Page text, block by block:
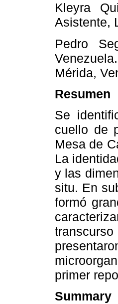
Kleyra
Asistente,
Pedro
Mérida,
Resumen
Se
cuello de
Mesa de
La
y las
situ. En
formó
primer
Summary